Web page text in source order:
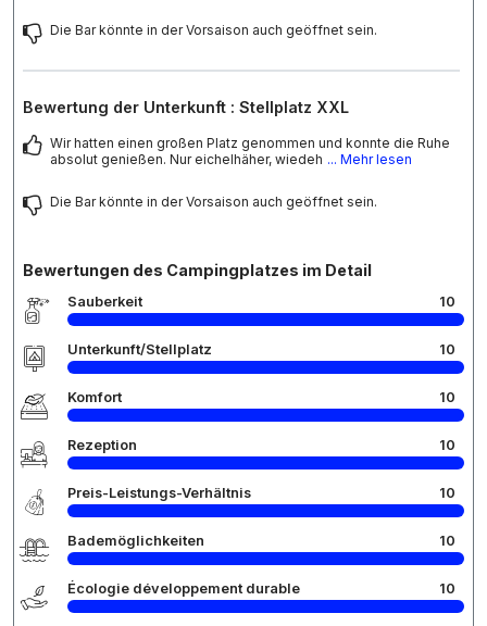
Die Bar könnte in der Vorsaison auch geöffnet sein.
Bewertung der Unterkunft : Stellplatz XXL
Wir hatten einen großen Platz genommen und konnte die Ruhe
absolut genießen. Nur eichelhäher, wiedeh ... Mehr lesen
Die Bar könnte in der Vorsaison auch geöffnet sein.
Bewertungen des Campingplatzes im Detail
Sauberkeit 10
Unterkunft/Stellplatz 10
Komfort 10
Rezeption 10
Preis-Leistungs-Verhältnis 10
Bademöglichkeiten 10
Écologie développement durable 10